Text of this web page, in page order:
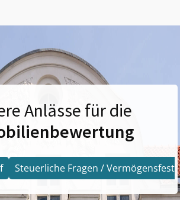
Anlässe für die
Steuerliche Fragen /